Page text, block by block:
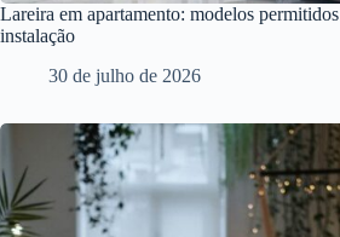
Lareira em apartamento: modelos
instalação
30 de julho de 2026